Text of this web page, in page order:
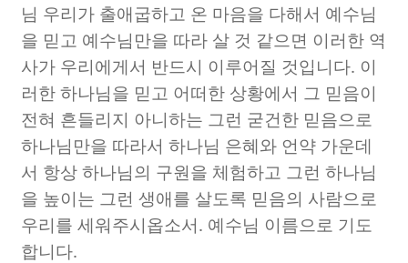
님 우리가 출애굽하고 온 마음을 다해서 예수님
을 믿고 예수님만을 따라 살 것 같으면 이러한 역
사가 우리에게서 반드시 이루어질 것입니다. 이
러한 하나님을 믿고 어떠한 상황에서 그 믿음이
전혀 흔들리지 아니하는 그런 굳건한 믿음으로
하나님만을 따라서 하나님 은혜와 언약 가운데
서 항상 하나님의 구원을 체험하고 그런 하나님
을 높이는 그런 생애를 살도록 믿음의 사람으로
우리를 세워주시옵소서. 예수님 이름으로 기도
합니다.